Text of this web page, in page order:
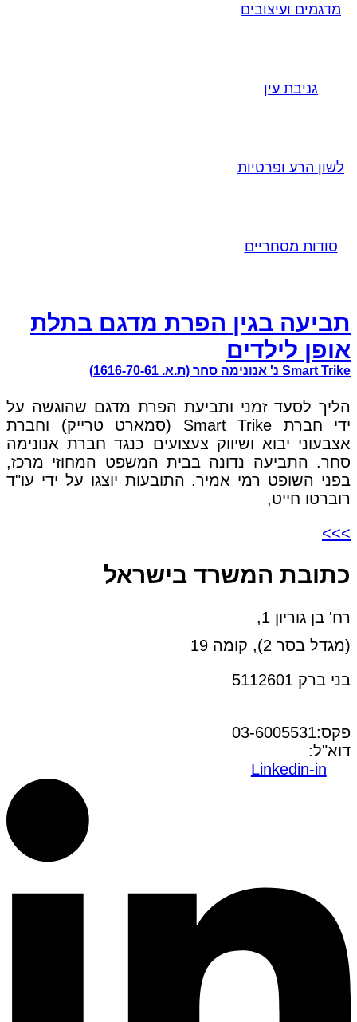
מדגמים ועיצובים
גניבת עין
לשון הרע ופרטיות
סודות מסחריים
תביעה בגין הפרת מדגם בתלת
אופן לילדים
Smart Trike נ' אנונימה סחר (ת.א. 1616-70-61)
הליך לסעד זמני ותביעת הפרת מדגם שהוגשה על
ידי חברת Smart Trike (סמארט טרייק) וחברת
אצבעוני יבוא ושיווק צעצועים כנגד חברת אנונימה
סחר. התביעה נדונה בבית המשפט המחוזי מרכז,
בפני השופט רמי אמיר. התובעות יוצגו על ידי עו"ד
רוברטו חייט,
>>>
כתובת המשרד בישראל
רח' בן גוריון 1,
(מגדל בסר 2), קומה 19
בני ברק 5112601
פקס:03-6005531
דוא"ל:
Linkedin-in